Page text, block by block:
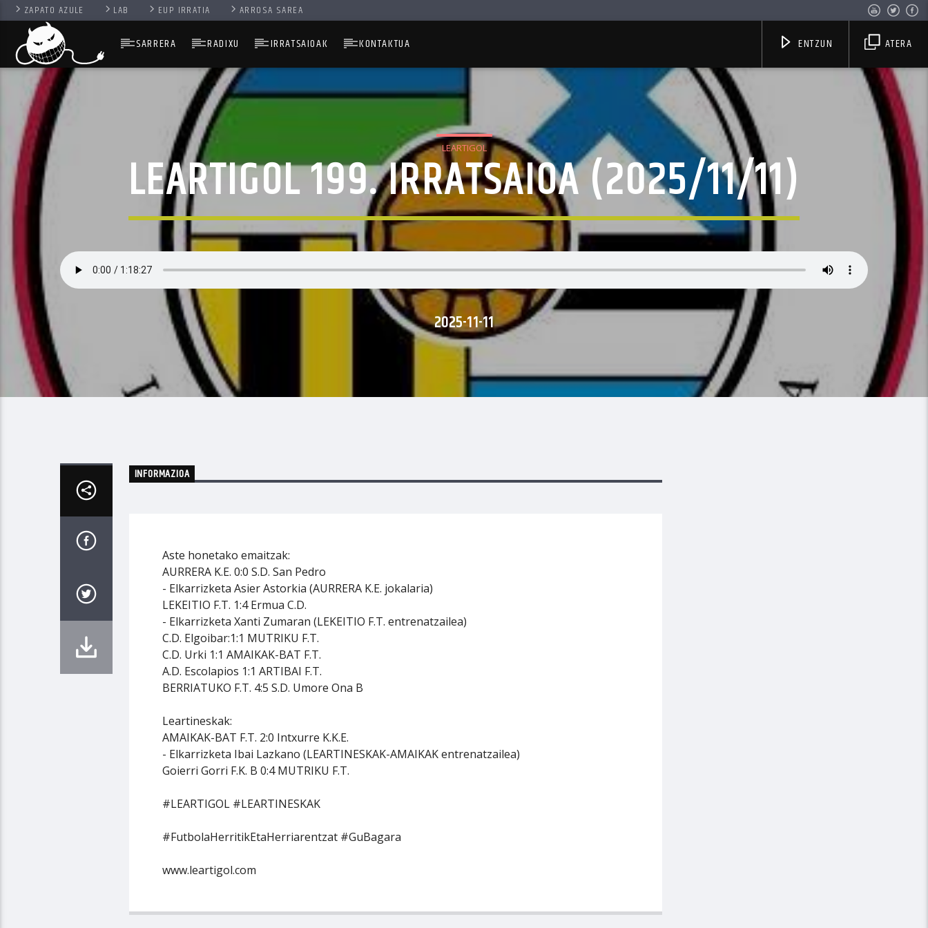
ZAPATO AZULE LAB EUP IRRATIA ARROSA SAREA
SARRERA RADIXU IRRATSAIOAK KONTAKTUA ATERA
ENTZUN
LEARTIGOL
LEARTIGOL 199. IRRATSAIOA (2025/11/11)
2025-11-11
INFORMAZIOA
Aste honetako emaitzak:
AURRERA K.E. 0:0 S.D. San Pedro
- Elkarrizketa Asier Astorkia (AURRERA K.E. jokalaria)
LEKEITIO F.T. 1:4 Ermua C.D.
- Elkarrizketa Xanti Zumaran (LEKEITIO F.T. entrenatzailea)
C.D. Elgoibar:1:1 MUTRIKU F.T.
C.D. Urki 1:1 AMAIKAK-BAT F.T.
A.D. Escolapios 1:1 ARTIBAI F.T.
BERRIATUKO F.T. 4:5 S.D. Umore Ona B
Leartineskak:
AMAIKAK-BAT F.T. 2:0 Intxurre K.K.E.
- Elkarrizketa Ibai Lazkano (LEARTINESKAK-AMAIKAK entrenatzailea)
Goierri Gorri F.K. B 0:4 MUTRIKU F.T.
#LEARTIGOL #LEARTINESKAK
#FutbolaHerritikEtaHerriarentzat #GuBagara
www.leartigol.com